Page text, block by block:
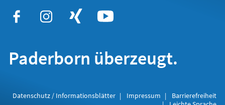
Paderborn überzeugt.
Datenschutz / Informationsblätter Impressum
Barrierefreiheit